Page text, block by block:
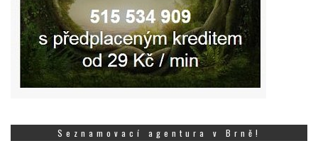
Seznamovací agentura v Brně!